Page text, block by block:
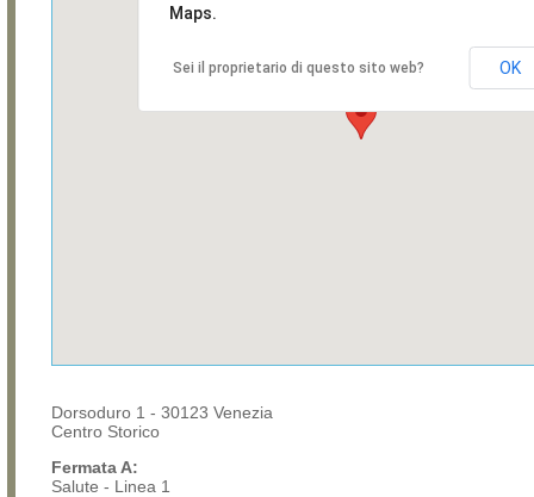
Maps.
Sei il proprietario di questo sito web? OK
Dorsoduro 1 - 30123 Venezia
Centro Storico
Fermata A:
Salute - Linea 1